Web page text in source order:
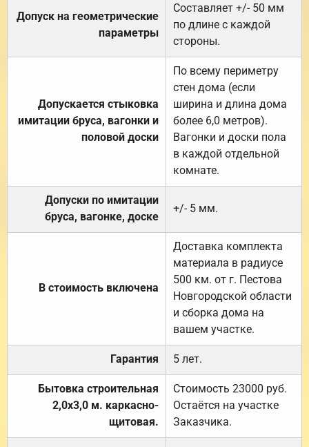
Допуск на геометрические
параметры
Составляет +/- 50 мм
по длине с каждой
стороны.
Допускается стыковка
имитации бруса, вагонки и
половой доски
По всему периметру
стен дома (если
ширина и длина дома
более 6,0 метров).
Вагонки и доски пола
в каждой отдельной
комнате.
Допуски по имитации
бруса, вагонке, доске
+/- 5 мм.
В стоимость включена
Доставка комплекта
материала в радиусе
500 км. от г. Пестова
Новгородской области
и сборка дома на
вашем участке.
Гарантия 5 лет.
Бытовка строительная
2,0х3,0 м. каркасно-
щитовая.
Стоимость 23000 руб.
Остаётся на участке
Заказчика.